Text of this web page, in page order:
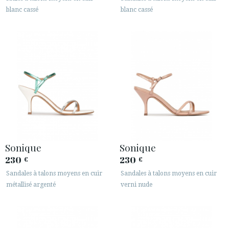
blanc cassé
blanc cassé
Sonique
230 €
Sandales à talons moyens en cuir
métallisé argenté
Sonique
230 €
Sandales à talons moyens en cuir
verni nude